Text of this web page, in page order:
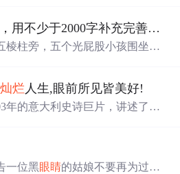
对方，爱为何在那个灿烂的七月
何至今仍难以释怀。
以金庸小说的风格，用不少于2000字补充完善描原文中述下面的情节，补充描写每个小孩的各自不同的特点、不同的形态、不同的名子一个似有金光，一个铁般亮青光，一个玉般水样品莹，一个瓷般洁白无瑕，一个毛桃般毛...
棱柱旁，五个光屁股小孩围坐的
还提及各自体形观感触感特点。
灿烂 人生,眼前所见皆美好!
年的意大利史诗巨片，讲述了两
一位黑眼睛的姑娘不要再为过去